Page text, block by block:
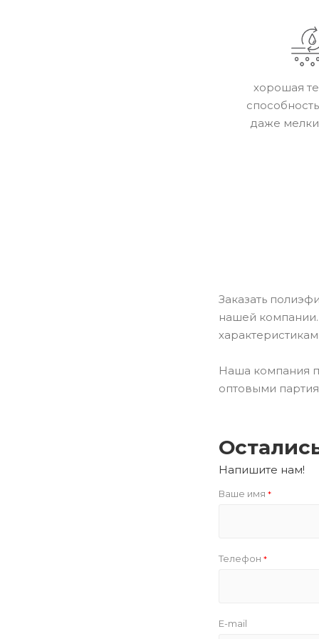
хорошая
даже
Заказать
нашей
Наша компания
оптовыми
Напишите нам!
Ваше имя *
Телефон *
E-mail